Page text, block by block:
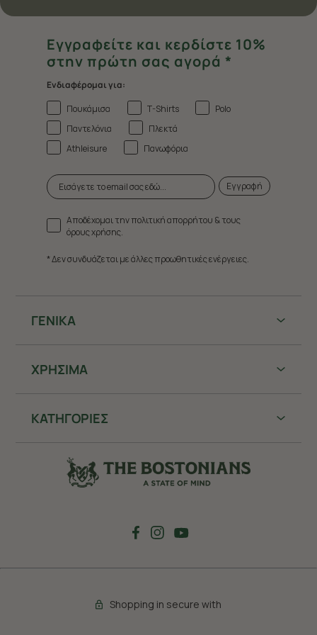
ΓΕΝΙΚΑ
ΧΡHΣΙΜΑ
ΚΑΤΗΓΟΡΙΕΣ
Εγγραφείτε και κερδίστε 10%
στην πρώτη σας αγορά *
Ενδιαφέρομαι για:
Πουκάμισα
T-Shirts
Polo
Παντελόνια
Πλεκτά
Athleisure
Πανωφόρια
Εγγραφή
Αποδέχομαι την πολιτική απορρήτου & τους
όρους χρήσης.
* Δεν συνδυάζεται με άλλες προωθητικές ενέργειες.
Shopping in secure with